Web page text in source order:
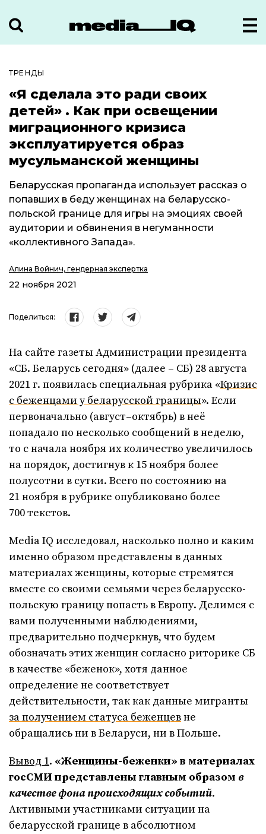
ТРЕНДЫ
«Я сделала это ради своих
детей» . Как при освещении
миграционного кризиса
эксплуатируется образ
мусульманской женщины
Беларусская пропаганда использует рассказ о
попавших в беду женщинах на беларусско-
польской границе для игры на эмоциях своей
аудитории и обвинения в негуманности
«коллективного Запада».
Алина Войнич, гендерная экспертка
22 ноября 2021
Поделиться:
На сайте газеты Администрации президента
«СБ. Беларусь сегодня» (далее – СБ) 28 августа
2021 г. появилась специальная рубрика «Кризис
с беженцами у беларусской границы». Если
первоначально (август–октябрь) в неё
попадало по несколько сообщений в неделю,
то с начала ноября их количество увеличилось
на порядок, достигнув к 15 ноября более
полусотни в сутки. Всего по состоянию на
21 ноября в рубрике опубликовано более
700 текстов.
Media IQ исследовал, насколько полно и каким
именно образом представлены в данных
материалах женщины, которые стремятся
вместе со своими семьями через беларусско-
польскую границу попасть в Европу. Делимся с
вами полученными наблюдениями,
предварительно подчеркнув, что будем
обозначать этих женщин согласно риторике СБ
в качестве «беженок», хотя данное
определение не соответствует
действительности, так как данные мигранты
за получением статуса беженцевне
обращались ни в Беларуси, ни в Польше.
Вывод 1. «Женщины-беженки» в материалах
госСМИ представлены главным образом в
качестве фона происходящих событий.
Активными участниками ситуации на
беларусской границе в абсолютном